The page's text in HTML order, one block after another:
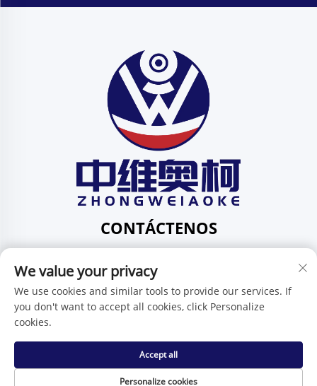
CONTÁCTENOS
Pingdi Subdistrict shenzhen guangdong China
Tel:+86-15986647296
Correo electrónico:[email protected]
Derechos de autor © Shenzhen Zhongweiaoke Technology
Co., Ltd. -Política de privacidad
We value your privacy
We use cookies and similar tools to provide our services. If
you don't want to accept all cookies, click Personalize
cookies.
Personalize cookies
Accept all